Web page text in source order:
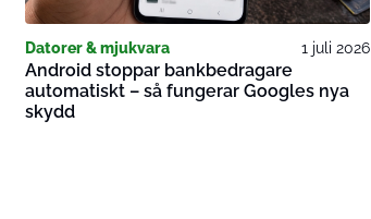
Datorer & mjukvara 1 juli 2026
Android stoppar bankbedragare
automatiskt – så fungerar Googles nya
skydd